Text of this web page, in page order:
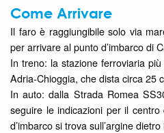
Come Arrivare
Il faro è raggiungibile solo via
per arrivare al punto d’imbarco di
In treno: la stazione ferroviaria
Adria-Chioggia, che dista circa 25
In auto: dalla Strada Romea
seguire le indicazioni per il
d’imbarco si trova sull’argine